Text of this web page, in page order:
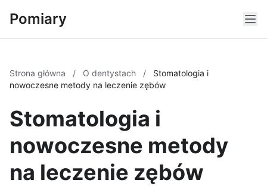
Pomiary
Strona główna / O dentystach /
Stomatologia i
nowoczesne metody na leczenie zębów
Stomatologia i
nowoczesne metody
na leczenie zębów